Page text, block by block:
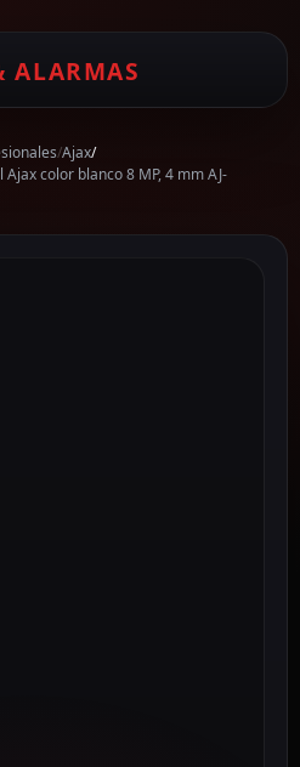
ALARMAS
/Ajax/
color blanco 8 MP, 4 mm AJ-